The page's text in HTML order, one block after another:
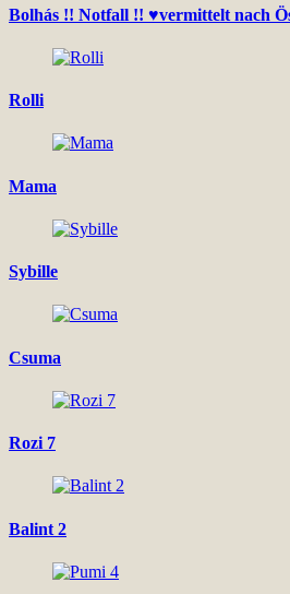
Bolhás !! Notfall !! ♥vermittelt nach
Rolli
Mama
Sybille
Csuma
Rozi 7
Balint 2